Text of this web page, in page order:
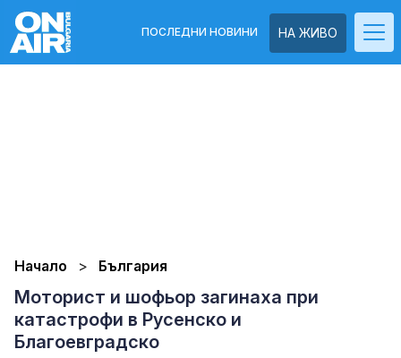
НА ЖИВО
ПОСЛЕДНИ НОВИНИ
Начало България
Моторист и шофьор загинаха при
катастрофи в Русенско и
Благоевградско